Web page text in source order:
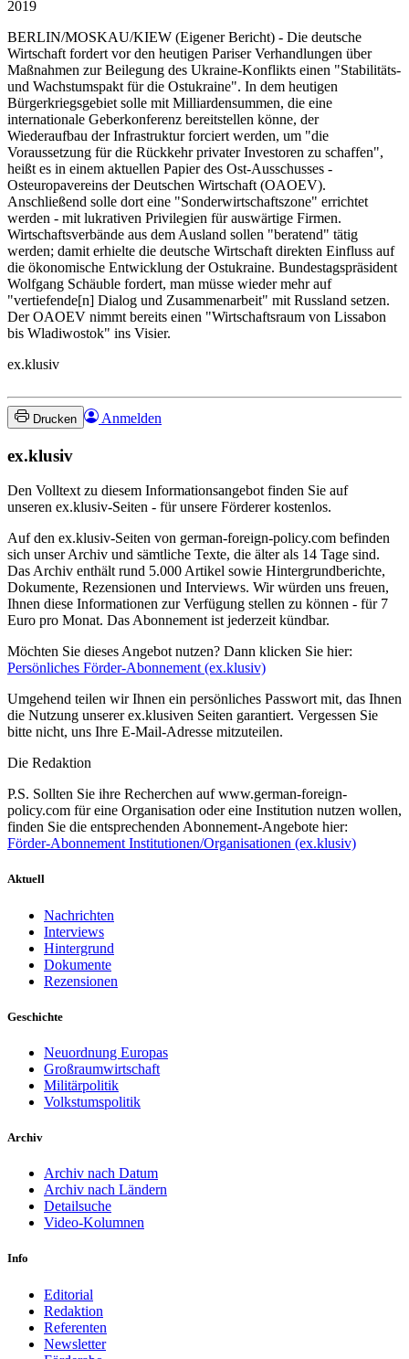
2019
BERLIN/MOSKAU/KIEW (Eigener Bericht) - Die deutsche
Wirtschaft fordert vor den heutigen Pariser Verhandlungen über
Maßnahmen zur Beilegung des Ukraine-Konflikts einen "Stabilitäts-
und Wachstumspakt für die Ostukraine". In dem heutigen
Bürgerkriegsgebiet solle mit Milliardensummen, die eine
internationale Geberkonferenz bereitstellen könne, der
Wiederaufbau der Infrastruktur forciert werden, um "die
Voraussetzung für die Rückkehr privater Investoren zu schaffen",
heißt es in einem aktuellen Papier des Ost-Ausschusses -
Osteuropavereins der Deutschen Wirtschaft (OAOEV).
Anschließend solle dort eine "Sonderwirtschaftszone" errichtet
werden - mit lukrativen Privilegien für auswärtige Firmen.
Wirtschaftsverbände aus dem Ausland sollen "beratend" tätig
werden; damit erhielte die deutsche Wirtschaft direkten Einfluss auf
die ökonomische Entwicklung der Ostukraine. Bundestagspräsident
Wolfgang Schäuble fordert, man müsse wieder mehr auf
"vertiefende[n] Dialog und Zusammenarbeit" mit Russland setzen.
Der OAOEV nimmt bereits einen "Wirtschaftsraum von Lissabon
bis Wladiwostok" ins Visier.
ex.klusiv
Drucken Anmelden
ex.klusiv
Den Volltext zu diesem Informationsangebot finden Sie auf
unseren ex.klusiv-Seiten - für unsere Förderer kostenlos.
Auf den ex.klusiv-Seiten von german-foreign-policy.com befinden
sich unser Archiv und sämtliche Texte, die älter als 14 Tage sind.
Das Archiv enthält rund 5.000 Artikel sowie Hintergrundberichte,
Dokumente, Rezensionen und Interviews. Wir würden uns freuen,
Ihnen diese Informationen zur Verfügung stellen zu können - für 7
Euro pro Monat. Das Abonnement ist jederzeit kündbar.
Möchten Sie dieses Angebot nutzen? Dann klicken Sie hier:
Persönliches Förder-Abonnement (ex.klusiv)
Umgehend teilen wir Ihnen ein persönliches Passwort mit, das Ihnen
die Nutzung unserer ex.klusiven Seiten garantiert. Vergessen Sie
bitte nicht, uns Ihre E-Mail-Adresse mitzuteilen.
Die Redaktion
P.S. Sollten Sie ihre Recherchen auf www.german-foreign-
policy.com für eine Organisation oder eine Institution nutzen wollen,
finden Sie die entsprechenden Abonnement-Angebote hier:
Förder-Abonnement Institutionen/Organisationen (ex.klusiv)
Aktuell
Nachrichten
Interviews
Hintergrund
Dokumente
Rezensionen
Geschichte
Neuordnung Europas
Großraumwirtschaft
Militärpolitik
Volkstumspolitik
Archiv
Archiv nach Datum
Archiv nach Ländern
Detailsuche
Video-Kolumnen
Info
Editorial
Redaktion
Referenten
Newsletter